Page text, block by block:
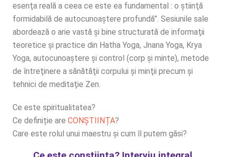
esenţa reală a ceea ce este ea fundamental : o ştiinţă
formidabilă de autocunoaştere profundă”. Sesiunile sale
abordează o arie vastă şi bine structurată de informaţii
teoretice şi practice din Hatha Yoga, Jnana Yoga, Krya
Yoga, autocunoaştere şi control (corp şi minte), metode
de întreţinere a sănătăţii corpului şi minţii precum şi
tehnici de meditaţie Zen.
Ce este spiritualitatea?
Ce definiție are CONȘTIINȚA?
Care este rolul unui maestru și cum îl putem găsi?